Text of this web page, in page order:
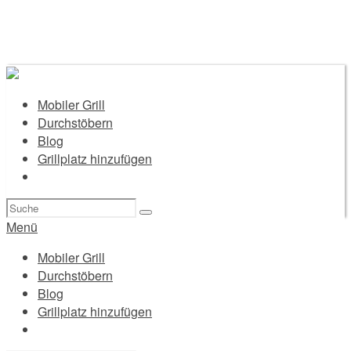
Mobiler Grill
Durchstöbern
Blog
Grillplatz hinzufügen
Suchen
nach:
Menü
Mobiler Grill
Durchstöbern
Blog
Grillplatz hinzufügen